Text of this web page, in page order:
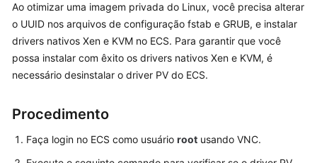
Guia
de
usuário
Gerenciando
Criando
Ao otimizar uma imagem privada do Linux, você precisa alterar
o UUID nos arquivos de configuração fstab e GRUB, e instalar
drivers nativos Xen e KVM no ECS. Para garantir que você
possa instalar com êxito os drivers nativos Xen e KVM, é
necessário desinstalar o driver PV do ECS.
Procedimento
Faça login no ECS como usuário root usando VNC.